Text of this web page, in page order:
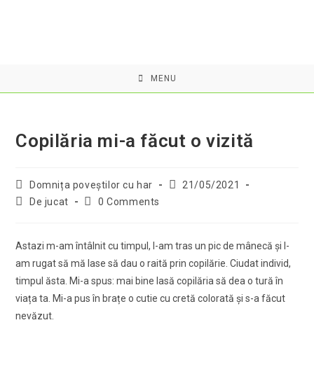
MENU
Copilăria mi-a făcut o vizită
Post
author:
Domnița poveştilor cu har
Post21/05/2021
PostDe jucat
Post0 Comments
Astazi m-am întâlnit cu timpul, l-am tras un pic de mânecă şi l-
am rugat să mă lase să dau o raită prin copilărie. Ciudat individ,
timpul ăsta. Mi-a spus: mai bine lasă copilăria să dea o tură în
viața ta. Mi-a pus în brațe o cutie cu cretă colorată şi s-a făcut
nevăzut.